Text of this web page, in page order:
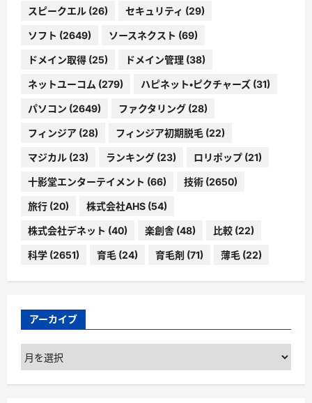
スピークエル (26) セキュリティ (29)
ソフト (2649) ソースネクスト (69)
ドメイン取得 (25) ドメイン管理 (38)
ネットユーコム (279) ハピネット・ピクチャーズ (31)
パソコン (2649) ファクタリング (28)
フィンジア (28) フィンジア初期脱毛 (22)
マジカル (23) ランキング (23) ロリポップ (21)
十影堂エンターテイメント (66) 技術 (2650)
旅行 (20) 株式会社AHS (54)
株式会社デネット (40) 楽創舎 (48) 比較 (22)
科学 (2651) 育毛 (24) 育毛剤 (71) 薄毛 (22)
アーカイブ
ア
ー
カ